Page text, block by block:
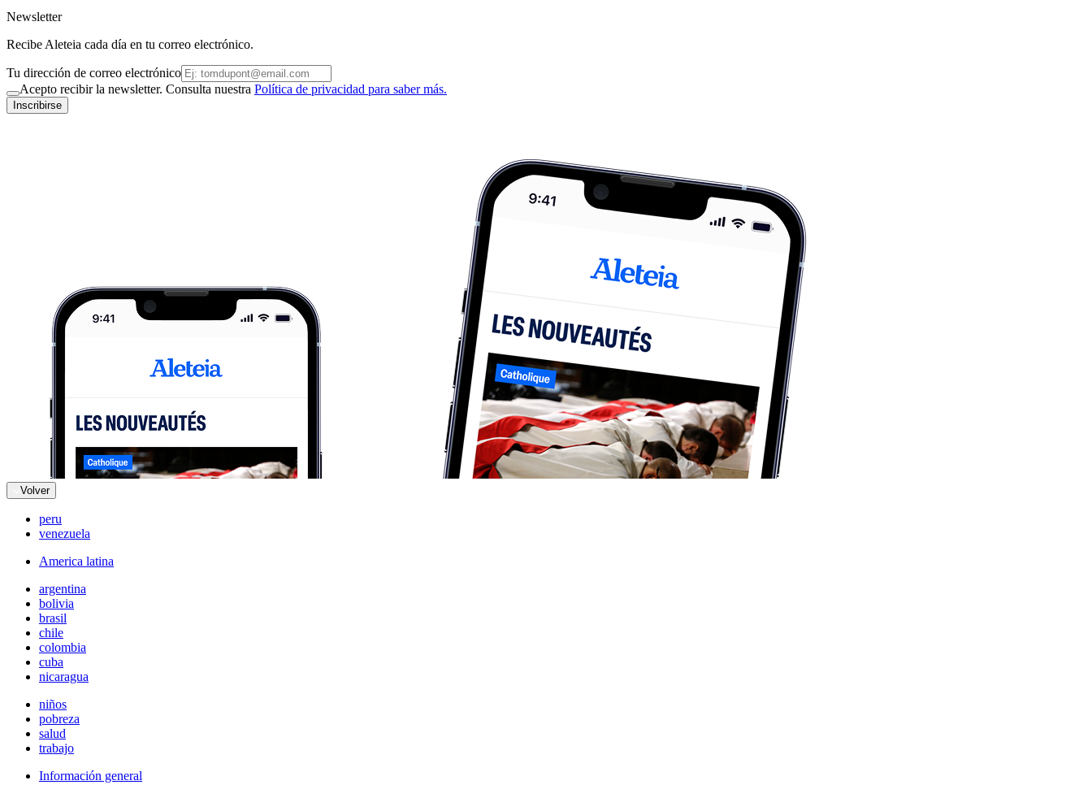
Newsletter
Recibe Aleteia cada día en tu correo electrónico.
Tu dirección de correo electrónico
Acepto recibir la newsletter. Consulta nuestra Política de privacidad para saber más.
Inscribirse
Volver
peru
venezuela
America latina
argentina
bolivia
brasil
chile
colombia
cuba
nicaragua
niños
pobreza
salud
trabajo
Información general